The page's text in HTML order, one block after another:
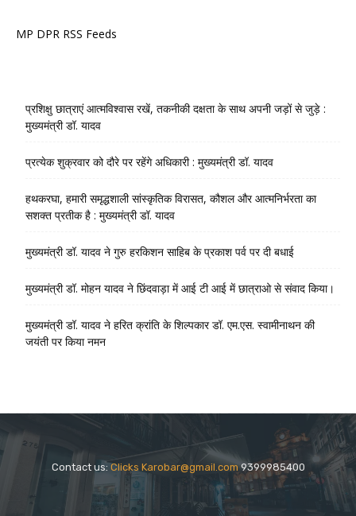
MP DPR RSS Feeds
प्रशिक्षु छात्राएं आत्मविश्वास रखें, तकनीकी दक्षता के साथ अपनी जड़ों से जुड़े :
मुख्यमंत्री डॉ. यादव
प्रत्येक शुक्रवार को दौरे पर रहेंगे अधिकारी : मुख्यमंत्री डॉ. यादव
हथकरघा, हमारी समृद्धशाली सांस्कृतिक विरासत, कौशल और आत्मनिर्भरता का
सशक्त प्रतीक है : मुख्यमंत्री डॉ. यादव
मुख्यमंत्री डॉ. यादव ने गुरु हरकिशन साहिब के प्रकाश पर्व पर दी बधाई
मुख्यमंत्री डॉ. मोहन यादव ने छिंदवाड़ा में आई टी आई में छात्राओ से संवाद किया।
मुख्यमंत्री डॉ. यादव ने हरित क्रांति के शिल्पकार डॉ. एम.एस. स्वामीनाथन की
जयंती पर किया नमन
Contact us:Clicks Karobar@gmail.com9399985400